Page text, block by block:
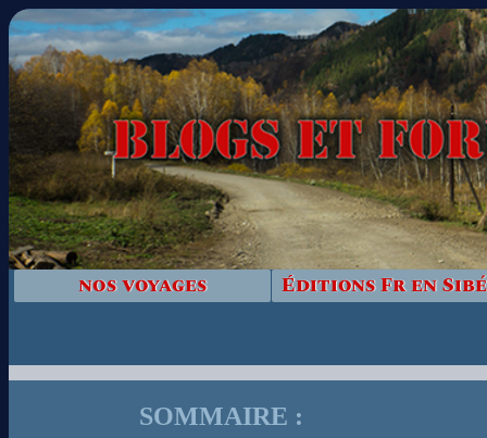
nos voyages Éditions Fr en
SOMMAIRE :